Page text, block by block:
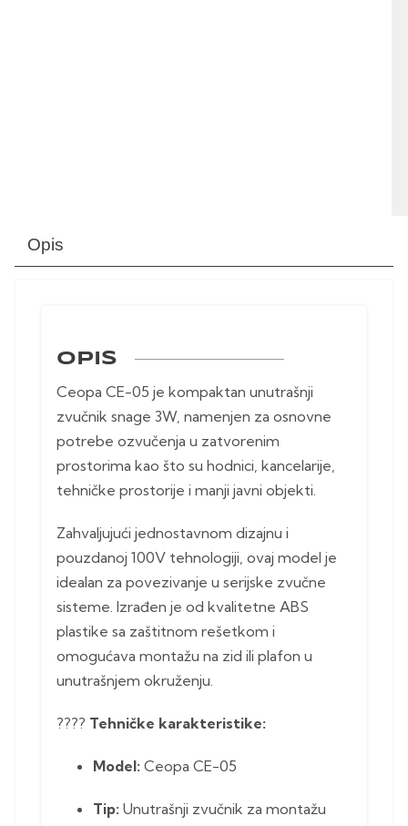
Opis
OPIS
Ceopa CE-05 je kompaktan unutrašnji
zvučnik snage 3W, namenjen za osnovne
potrebe ozvučenja u zatvorenim
prostorima kao što su hodnici, kancelarije,
tehničke prostorije i manji javni objekti.
Zahvaljujući jednostavnom dizajnu i
pouzdanoj 100V tehnologiji, ovaj model je
idealan za povezivanje u serijske zvučne
sisteme. Izrađen je od kvalitetne ABS
plastike sa zaštitnom rešetkom i
omogućava montažu na zid ili plafon u
unutrašnjem okruženju.
???? Tehničke karakteristike:
Model: Ceopa CE-05
Tip: Unutrašnji zvučnik za montažu